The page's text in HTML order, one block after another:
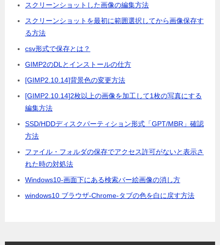
スクリーンショットした画像の編集方法
スクリーンショットを最初に範囲選択してから画像保存す
る方法
csv形式で保存とは？
GIMP2のDLとインストールの仕方
[GIMP2.10.14]背景色の変更方法
[GIMP2.10.14]2枚以上の画像を加工して1枚の写真にする
編集方法
SSD/HDDディスクパーティション形式「GPT/MBR」確認
方法
ファイル・フォルダの保存でアクセス許可がないと表示さ
れた時の対処法
Windows10-画面下にある検索バー絵画像の消し方
windows10 ブラウザ-Chrome-タブの色を白に戻す方法